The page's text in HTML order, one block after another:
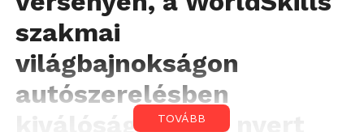
szakmai
világbajnokságon
autószerelésben
kiválósági érmet nyert
TOVÁBB